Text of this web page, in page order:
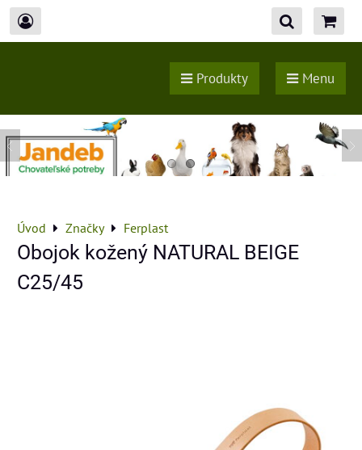
Produkty Menu
Úvod Značky Ferplast
Obojok kožený NATURAL BEIGE
C25/45